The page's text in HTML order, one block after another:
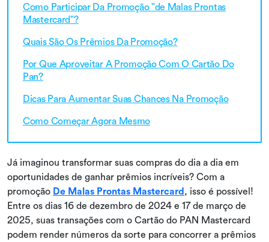
Como Participar Da Promoção "de Malas Prontas
Mastercard"?
Quais São Os Prêmios Da Promoção?
Por Que Aproveitar A Promoção Com O Cartão Do
Pan?
Dicas Para Aumentar Suas Chances Na Promoção
Como Começar Agora Mesmo
Já imaginou transformar suas compras do dia a dia em
oportunidades de ganhar prêmios incríveis? Com a
promoção De Malas Prontas Mastercard, isso é possível!
Entre os dias 16 de dezembro de 2024 e 17 de março de
2025, suas transações com o Cartão do PAN Mastercard
podem render números da sorte para concorrer a prêmios